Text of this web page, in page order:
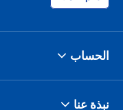
الحساب
نبذة عنا